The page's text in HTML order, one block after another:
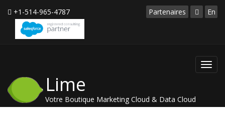
+1-514-965-4787 Partenaires En
Lime
Votre Boutique Marketing Cloud & Data Cloud